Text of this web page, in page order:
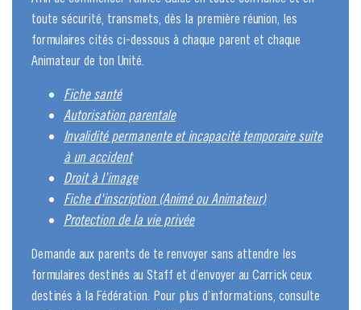
toute sécurité, transmets, dès la première réunion, les
formulaires cités ci-dessous à chaque parent et chaque
Animateur de ton Unité.
Fiche santé
Autorisation parentale
Invalidité permanente et incapacité temporaire suite
à un accident
Droit à l’image
Fiche d'inscription (Animé ou Animateur)
Protection de la vie privée
Demande aux parents de te renvoyer sans attendre les
formulaires destinés au Staff et d’envoyer au Carrick ceux
destinés à la Fédération. Pour plus d’informations, consulte